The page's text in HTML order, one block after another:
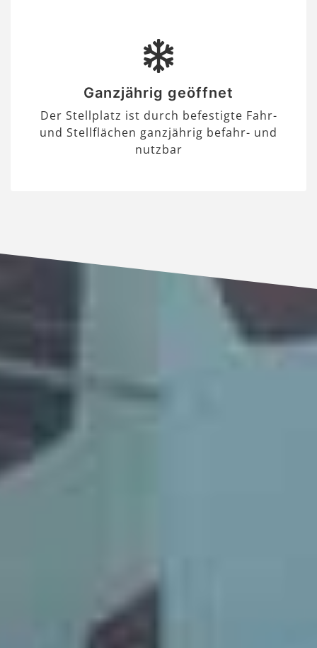
Ganzjährig geöffnet
Der Stellplatz ist durch befestigte Fahr-
und Stellflächen ganzjährig befahr- und
nutzbar